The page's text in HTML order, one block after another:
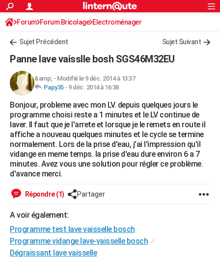
ACTUALITÉS
Politique
Société
Faits Divers
Education
Monde
Villes
+
FINANCE
Retraite
Impôts
Epargne
Immobilier
Risques naturels par ville
Banque
Assurance
Crédit
AUTO
Essais
Réserver un essai
Citadines
Berlines
SUV
Forum auto
+HIGH-TECH
Mobiles
Meilleur smartphone
Internet
Ordinateurs
Jeux vidéo
Guide high-tech
+BRICOLAGE
Forum
Aménagement intérieur
Extérieur
Cuisine
Salle de bains
Jardinage
Rangement
WEEK-END
Guides de France
Escapades
Patrimoine
Expositions
Musées
Week-end nature
LIFESTYLE
Art de vivre
Bien-être
Loisirs
Mode
Modes de vie
SANTE
VOYAGE
Destinations
City break
Voyage nature
Voyage de noces
Forum
Climat
PHOTO
GUIDES D'ACHAT
S'inscrire
Connexion
Forum Forum Bricolage Electroménager
Sujet Précédent Sujet Suivant
Panne lave vaisslle bosh SGS46M32EU
&amp; - Modifié le 9 déc. 2014 à 13:37
Papy35- 9 déc. 2014 à 16:38
Bonjour, probleme avec mon LV. depuis quelques jours le
programme choisi reste a 1 minutes et le LV continue de
laver. Il faut que je l'arrete et lorsque je le remets en route il
affiche a nouveau quelques minutes et le cycle se termine
normalement. Lors de la prise d'eau, j'ai l'impression qu'il
vidange en meme temps. la prise d'eau dure environ 6 a 7
minutes. Avez vous une solution pour régler ce problème.
d'avance merci.
Répondre (1) Partager
A voir également:
Programme test lave vaisselle bosch
Programme vidange lave-vaisselle bosch ✓
Dégraissant lave vaisselle